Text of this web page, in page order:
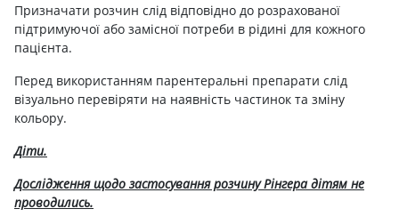
Призначати розчин слід відповідно до розрахованої
підтримуючої або замісної потреби в рідині для кожного
пацієнта.
Перед використанням парентеральні препарати слід
візуально перевіряти на наявність частинок та зміну
кольору.
Діти.
Дослідження щодо застосування розчину Рінгера дітям не
проводились.